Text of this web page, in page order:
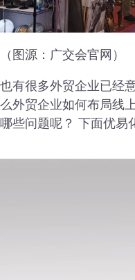
（图源：广交会官网）
也有很多外贸企业已经
么外贸企业如何布局线
哪些问题呢？ 下面优